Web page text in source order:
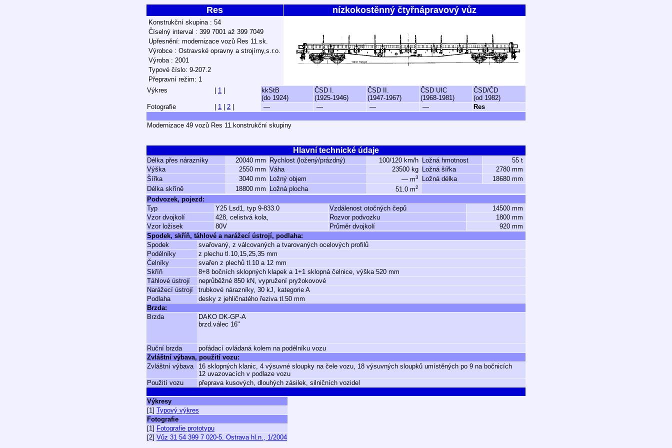
Res nízkokostěnný čtyřnápravový vůz
Konstrukční skupina : 54
Číselný interval : 399 7001 až 399 7049
Upřesnění: modernizace vozů Res 11.sk.
Výrobce : Ostravské opravny a strojírny,s.r.o.
Výroba : 2001
Typové číslo: 9-207.2
Přepravní režim: 1
Výkres
1
kkStB
(do 1924)
ČSD I.
(1925-1946)
ČSD II.
(1947-1967)
ČSD UIC
(1968-1981)
ČSD/ČD
(od 1982)
Fotografie
1 2 — — — — Res
Modernizace 49 vozů Res 11.konstrukční skupiny
Hlavní technické údaje
Délka přes nárazníky 20040 mm Rychlost (ložený/prázdný) 100/120 km/h Ložná hmotnost
55 t
Výška
2550 mm Váha 23500 kg Ložná šířka
2780 mm
Šířka
3040 mm Ložný objem — m3 Ložná délka
18680 mm
Délka skříně
18800 mm Ložná plocha 51.0 m2
Podvozek, pojezd:
Typ
Y25 Lsd1, typ 9-833.0 Vzdálenost otočných čepů
14500 mm
Vzor dvojkolí
428, celistvá kola, Rozvor podvozku
1800 mm
Vzor ložisek
80V Průměr dvojkolí
920 mm
Spodek, skříň, táhlové a narážecí ústrojí, podlaha:
Spodek
svařovaný, z válcovaných a tvarovaných ocelových profilů
Podélníky
z plechu tl.10,15,25,35 mm
Čelníky
svařen z plechů tl.10 a 12 mm
Skříň
8+8 bočních sklopných klapek a 1+1 sklopná čelnice, výška 520 mm
Táhlové ústrojí
neprůběžné 850 kN, vypružení pryžokovové
Narážecí ústrojí
trubkové nárazníky, 30 kJ, kategorie A
Podlaha
desky z jehličnatého řeziva tl.50 mm
Brzda:
Brzda
DAKO DK-GP-A
brzd.válec 16"
Ruční brzda
pořádací ovládaná kolem na podélníku vozu
Zvláštní výbava, použití vozu:
Zvláštní výbava
16 sklopných klanic, 4 výsuvné sloupky na čele vozu, 18 výsuvných sloupků umístěných po 9 na bočnicích
12 uvazovacích v podlaze vozu
Použití vozu
přeprava kusových, dlouhých zásilek, silničních vozidel
Výkresy
[1] Typový výkres
Fotografie
[1] Fotografie prototypu
[2] Vůz 31 54 399 7 020-5. Ostrava hl.n., 1/2004